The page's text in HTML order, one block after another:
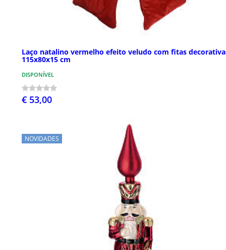
Laço natalino vermelho efeito veludo com fitas
115x80x15 cm
DISPONÍVEL
€ 53,00
NOVIDADES